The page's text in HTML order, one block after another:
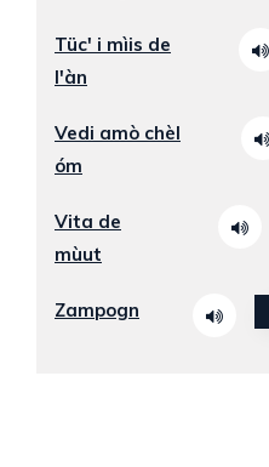
Tüc' i mìis de
l'àn
Vedi amò chèl
óm
Vita de
mùut
Zampogn